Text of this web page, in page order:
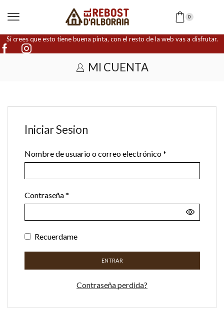
0
Si crees que esto tiene buena pinta, con el resto de la web vas a disfrutar.
MI CUENTA
Iniciar Sesion
Nombre de usuario o correo electrónico*
Contraseña*
Recuerdame
ENTRAR
Contraseña perdida?